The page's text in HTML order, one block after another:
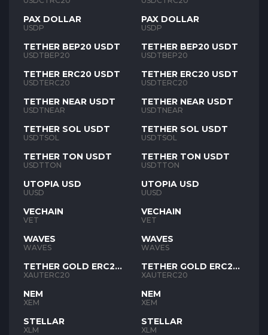
PAX DOLLAR
USDP
TETHER BEP20 USDT
USDTBEP20
TETHER ERC20 USDT
USDTERC20
TETHER NEAR USDT
USDTNEAR
TETHER SOL USDT
USDTSOL
TETHER TON USDT
USDTTON
UTOPIA USD
UUSD
VECHAIN
VET
WAVES
WAVES
TETHER GOLD ERC20
XAUT
XAUTERC20
NEM
XEM
STELLAR
XLM
PAX DOLLAR
USDP
TETHER BEP20 USDT
USDTBEP20
TETHER ERC20 USDT
USDTERC20
TETHER NEAR USDT
USDTNEAR
TETHER SOL USDT
USDTSOL
TETHER TON USDT
USDTTON
UTOPIA USD
UUSD
VECHAIN
VET
WAVES
WAVES
TETHER GOLD ERC20
XAUT
XAUTERC20
NEM
XEM
STELLAR
XLM